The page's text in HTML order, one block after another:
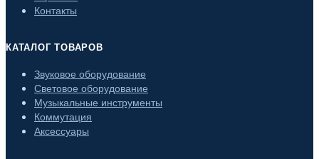
Контакты
КАТАЛОГ ТОВАРОВ
Звуковое оборудование
Световое оборудование
Музыкальные инструменты
Коммутация
Аксессуары